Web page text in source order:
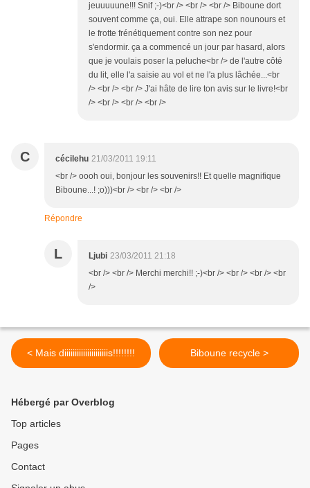
jeuuuuune!!! Snif ;-)<br /> <br /> <br /> Biboune dort
souvent comme ça, oui. Elle attrape son nounours et
le frotte frénétiquement contre son nez pour
s'endormir. ça a commencé un jour par hasard, alors
que je voulais poser la peluche<br /> de l'autre côté
du lit, elle l'a saisie au vol et ne l'a plus lâchée...<br
/> <br /> <br /> J'ai hâte de lire ton avis sur le livre!<br
/> <br /> <br /> <br />
C cécilehu 21/03/2011 19:11
<br /> oooh oui, bonjour les souvenirs!! Et quelle magnifique
Biboune...! ;o)))<br /> <br /> <br />
Répondre
L Ljubi 23/03/2011 21:18
<br /> <br /> Merchi merchi!! ;-)<br /> <br /> <br /> <br
/>
< Mais diiiiiiiiiiiiiiiiiiiiis!!!!!!!! Biboune recycle >
Hébergé par Overblog
Top articles
Pages
Contact